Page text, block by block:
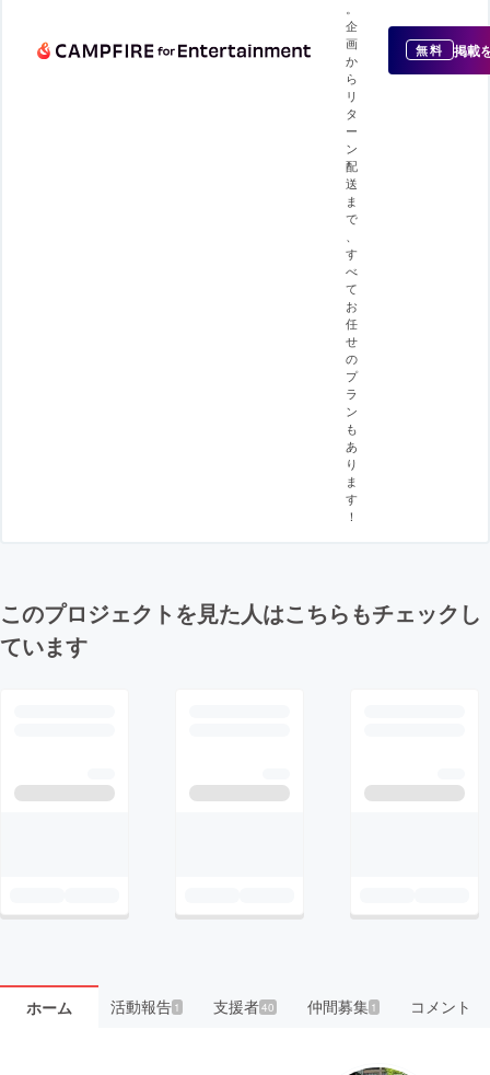
企
画
か
ら
リ
タ
ー
ン
配
送
ま
で
す
べ
て
お
任
せ
の
プ
ラ
ン
も
あ
り
ま
す
！
無料 掲載
このプロジェクトを見た人はこちらもチェックし
ています
ホーム 活動報告1 支援者40 仲間募集 1 コメント